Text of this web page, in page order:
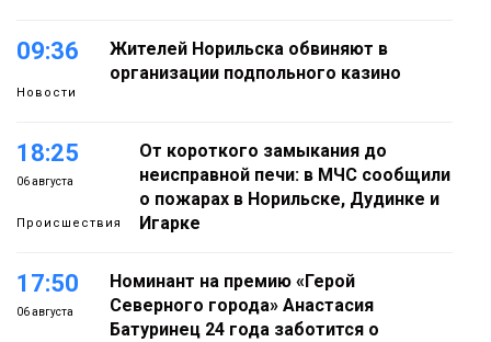
09:36
Новости
Жителей Норильска обвиняют в
организации подпольного казино
18:25
06 августа
Происшествия
От короткого замыкания до
неисправной печи: в МЧС сообщили
о пожарах в Норильске, Дудинке и
Игарке
17:50
06 августа
Номинант на премию «Герой
Северного города» Анастасия
Батуринец 24 года заботится о